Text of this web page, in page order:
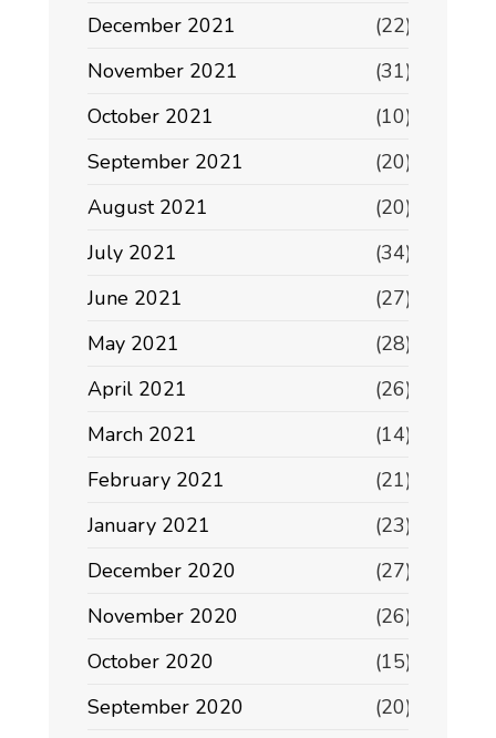
December 2021
(22)
November 2021
(31)
October 2021
(10)
September 2021
(20)
August 2021
(20)
July 2021
(34)
June 2021
(27)
May 2021
(28)
April 2021
(26)
March 2021
(14)
February 2021
(21)
January 2021
(23)
December 2020
(27)
November 2020
(26)
October 2020
(15)
September 2020
(20)